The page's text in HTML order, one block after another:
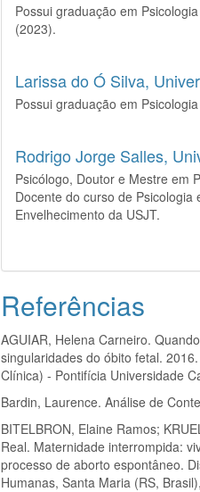
Possui graduação em
(2023).
Larissa do Ó Silva,
Possui graduação em
Rodrigo Jorge Salles,
Psicólogo, Doutor e Mestre em
Docente do curso de
Envelhecimento da USJT.
Referências
AGUIAR, Helena Carneiro.
singularidades do óbito fetal.
Clínica) - Pontifícia Universidade
Bardin, Laurence. Análise de
BITELBRON, Elaine Ramos;
Real. Maternidade interrompida:
processo de aborto espontâneo.
Humanas, Santa Maria (RS,